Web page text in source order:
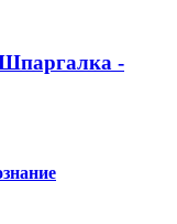
Шпаргалка -